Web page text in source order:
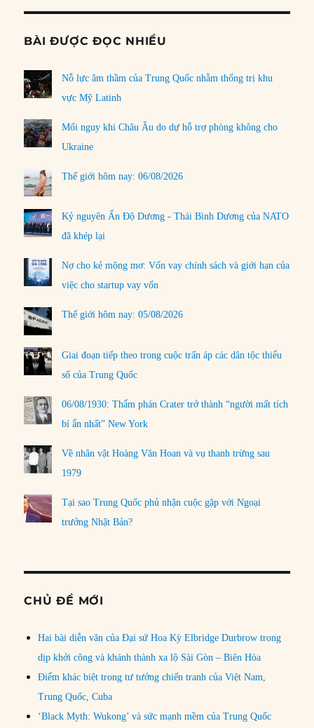
BÀI ĐƯỢC ĐỌC NHIỀU
Nỗ lực âm thầm của Trung Quốc nhằm thống trị khu
vực Mỹ Latinh
Mối nguy khi Châu Âu do dự hỗ trợ phòng không cho
Ukraine
Thế giới hôm nay: 06/08/2026
Kỷ nguyên Ấn Độ Dương - Thái Bình Dương của NATO
đã khép lại
Nợ cho kẻ mộng mơ: Vốn vay chính sách và giới hạn của
việc cho startup vay vốn
Thế giới hôm nay: 05/08/2026
Giai đoạn tiếp theo trong cuộc trấn áp các dân tộc thiểu
số của Trung Quốc
06/08/1930: Thẩm phán Crater trở thành “người mất tích
bí ẩn nhất” New York
Về nhân vật Hoàng Văn Hoan và vụ thanh trừng sau
1979
Tại sao Trung Quốc phủ nhận cuộc gặp với Ngoại
trưởng Nhật Bản?
CHỦ ĐỀ MỚI
Hai bài diễn văn của Đại sứ Hoa Kỳ Elbridge Durbrow trong
dịp khởi công và khánh thành xa lộ Sài Gòn – Biên Hòa
Điểm khác biệt trong tư tưởng chiến tranh của Việt Nam,
Trung Quốc, Cuba
‘Black Myth: Wukong’ và sức mạnh mềm của Trung Quốc